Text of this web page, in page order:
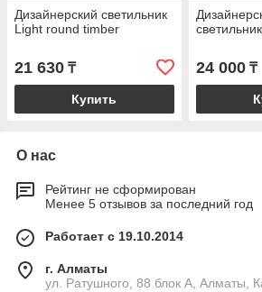
Дизайнерский светильник
Light round timber
21 630 ₸
Купить
24 000₸
О нас
Рейтинг не сформирован
Менее 5 отзывов за последний год
Работает с 19.10.2014
г. Алматы
ул. Ратушного, 88 блок A, Алматы,